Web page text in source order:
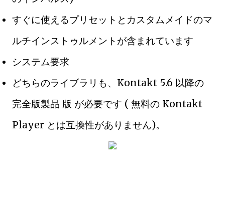
すぐに使えるプリセットとカスタムメイドのマ
ルチインストゥルメントが含まれています
システム要求
どちらのライブラリも、Kontakt 5.6 以降の
完全版製品 版 が必要です ( 無料の Kontakt
Player とは互換性がありません)。